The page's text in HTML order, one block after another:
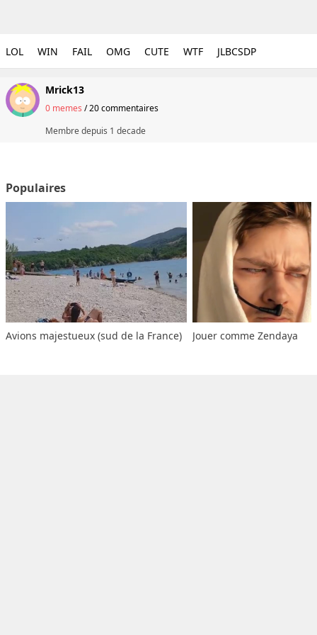
LOL WIN FAIL OMG CUTE WTF JLBCSDP
Mrick13
0 memes /20 commentaires
Membre depuis 1 decade
Populaires
Avions majestueux (sud de la France) Jouer comme Zendaya